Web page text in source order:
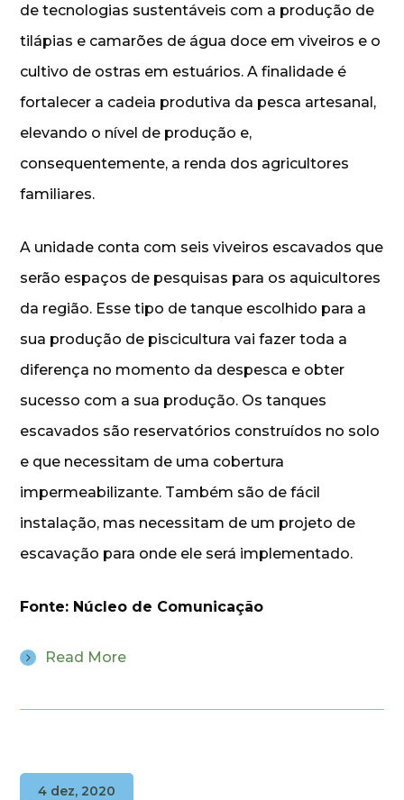
de tecnologias sustentáveis com a produção de
tilápias e camarões de água doce em viveiros e o
cultivo de ostras em estuários. A finalidade é
fortalecer a cadeia produtiva da pesca artesanal,
elevando o nível de produção e,
consequentemente, a renda dos agricultores
familiares.
A unidade conta com seis viveiros escavados que
serão espaços de pesquisas para os aquicultores
da região. Esse tipo de tanque escolhido para a
sua produção de piscicultura vai fazer toda a
diferença no momento da despesca e obter
sucesso com a sua produção. Os tanques
escavados são reservatórios construídos no solo
e que necessitam de uma cobertura
impermeabilizante. Também são de fácil
instalação, mas necessitam de um projeto de
escavação para onde ele será implementado.
Fonte: Núcleo de Comunicação
Read More
4 dez, 2020